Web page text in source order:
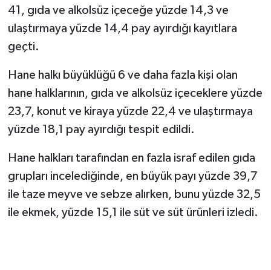
41, gıda ve alkolsüz içeceğe yüzde 14,3 ve
ulaştırmaya yüzde 14,4 pay ayırdığı kayıtlara
geçti.
Hane halkı büyüklüğü 6 ve daha fazla kişi olan
hane halklarının, gıda ve alkolsüz içeceklere yüzde
23,7, konut ve kiraya yüzde 22,4 ve ulaştırmaya
yüzde 18,1 pay ayırdığı tespit edildi.
Hane halkları tarafından en fazla israf edilen gıda
grupları incelediğinde, en büyük payı yüzde 39,7
ile taze meyve ve sebze alırken, bunu yüzde 32,5
ile ekmek, yüzde 15,1 ile süt ve süt ürünleri izledi.